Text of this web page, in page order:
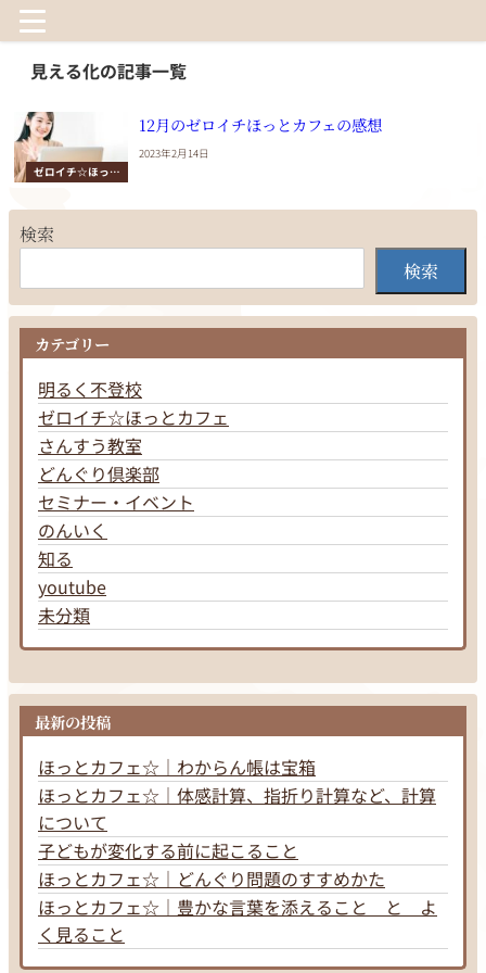
見える化の記事一覧
ゼロイチ☆ほっと
カフェ
12月のゼロイチほっとカフェの感想
2023年2月14日
検索
検索
カテゴリー
明るく不登校
ゼロイチ☆ほっとカフェ
さんすう教室
どんぐり倶楽部
セミナー・イベント
のんいく
知る
youtube
未分類
最新の投稿
ほっとカフェ☆｜わからん帳は宝箱
ほっとカフェ☆｜体感計算、指折り計算など、計算
について
子どもが変化する前に起こること
ほっとカフェ☆｜どんぐり問題のすすめかた
ほっとカフェ☆｜豊かな言葉を添えること と よ
く見ること